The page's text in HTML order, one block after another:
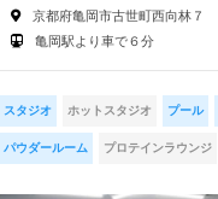
京都府亀岡市古世町西向林７
亀岡駅より車で６分
スタジオ ホットスタジオ プール
パウダールーム プロテインラウンジ